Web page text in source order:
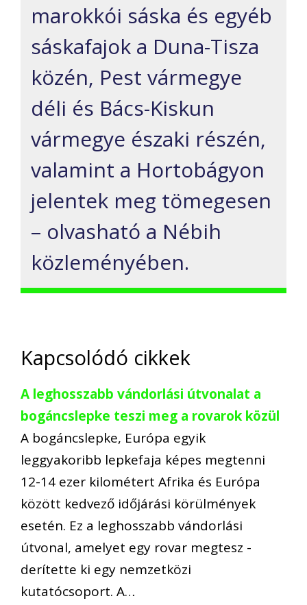
marokkói sáska és egyéb
sáskafajok a Duna-Tisza
közén, Pest vármegye
déli és Bács-Kiskun
vármegye északi részén,
valamint a Hortobágyon
jelentek meg tömegesen
– olvasható a Nébih
közleményében.
Kapcsolódó cikkek
A leghosszabb vándorlási útvonalat a
bogáncslepke teszi meg a rovarok közül
A bogáncslepke, Európa egyik
leggyakoribb lepkefaja képes megtenni
12-14 ezer kilométert Afrika és Európa
között kedvező időjárási körülmények
esetén. Ez a leghosszabb vándorlási
útvonal, amelyet egy rovar megtesz -
derítette ki egy nemzetközi
kutatócsoport. A…